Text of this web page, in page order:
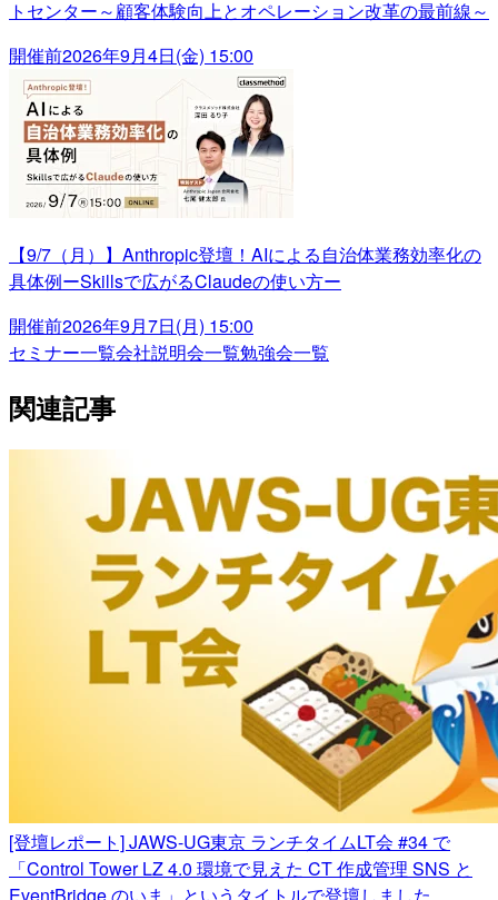
トセンター～顧客体験向上とオペレーション改革の最前線～
開催前2026年9月4日(金) 15:00
【9/7（月）】Anthropic登壇！AIによる自治体業務効率化の
具体例ーSkillsで広がるClaudeの使い方ー
開催前2026年9月7日(月) 15:00
セミナー一覧会社説明会一覧勉強会一覧
関連記事
[登壇レポート] JAWS-UG東京 ランチタイムLT会 #34 で
「Control Tower LZ 4.0 環境で見えた CT 作成管理 SNS と
EventBridge のいま」というタイトルで登壇しました